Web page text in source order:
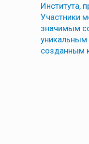
Института,
Участники
значимым
уникальным
созданным